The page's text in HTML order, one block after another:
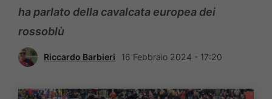
ha parlato della cavalcata europea dei
rossoblù
Riccardo Barbieri 16 Febbraio 2024 - 17:20